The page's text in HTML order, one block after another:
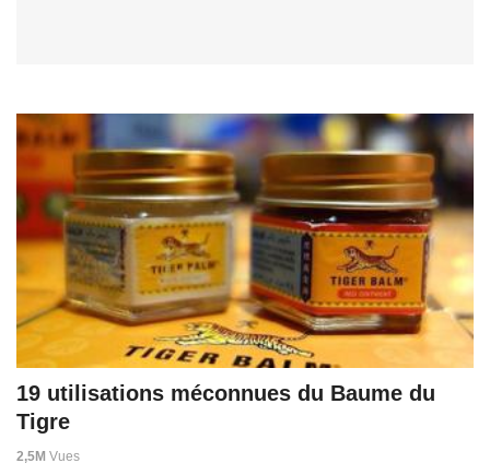
19 utilisations méconnues du Baume du
Tigre
2,5M Vues